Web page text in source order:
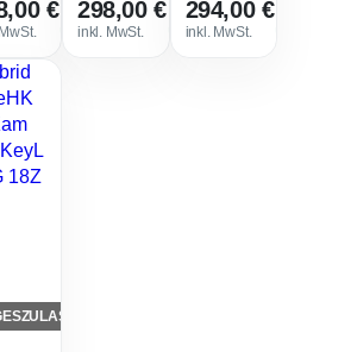
0,61
verfügbar
€
0,67
Sofort verfügbar
298,00 €
inkl. MwSt.
0,67
Sofort verfügbar
294,00 €
inkl. MwSt.